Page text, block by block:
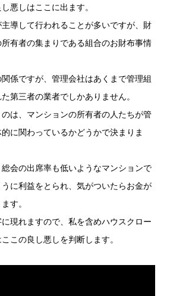
悪しはここに出ます。
導して行われることが多いですが、財
有者の集まりである組合のお財布事情
係ですが、管理会社はあくまで管理組
第三者の業者でしかありません。
は、マンションの所有者の人たちが管
に関わっているかどうかで決まりま
会の出席率も低いようなマンションで
に利益をとられ、気がついたらお金が
す。
現れますので、私を含めハウスクロー
この良し悪しを判断します。